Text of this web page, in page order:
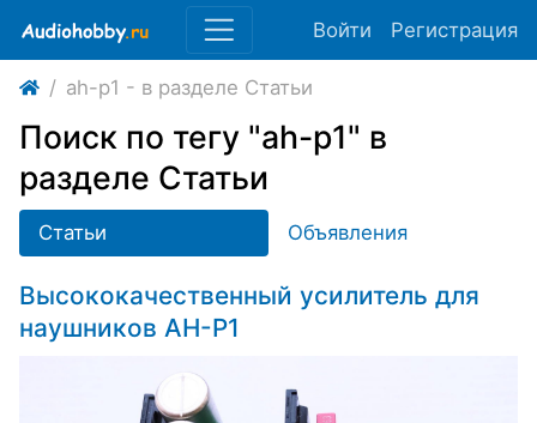
Войти Регистрация
ah-p1 - в разделе Статьи
Поиск по тегу "ah-p1" в
разделе Статьи
Статьи Объявления
Высококачественный усилитель для
наушников AH-P1